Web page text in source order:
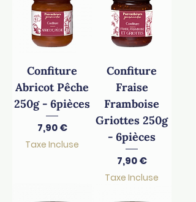
Confiture
Abricot Pêche
250g - 6pièces
Prix
7,90 €
Taxe Incluse
Confiture
Fraise
Framboise
Griottes 250g
- 6pièces
Prix
7,90 €
Taxe Incluse